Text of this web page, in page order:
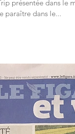
présentée dans le
paraître dans le...